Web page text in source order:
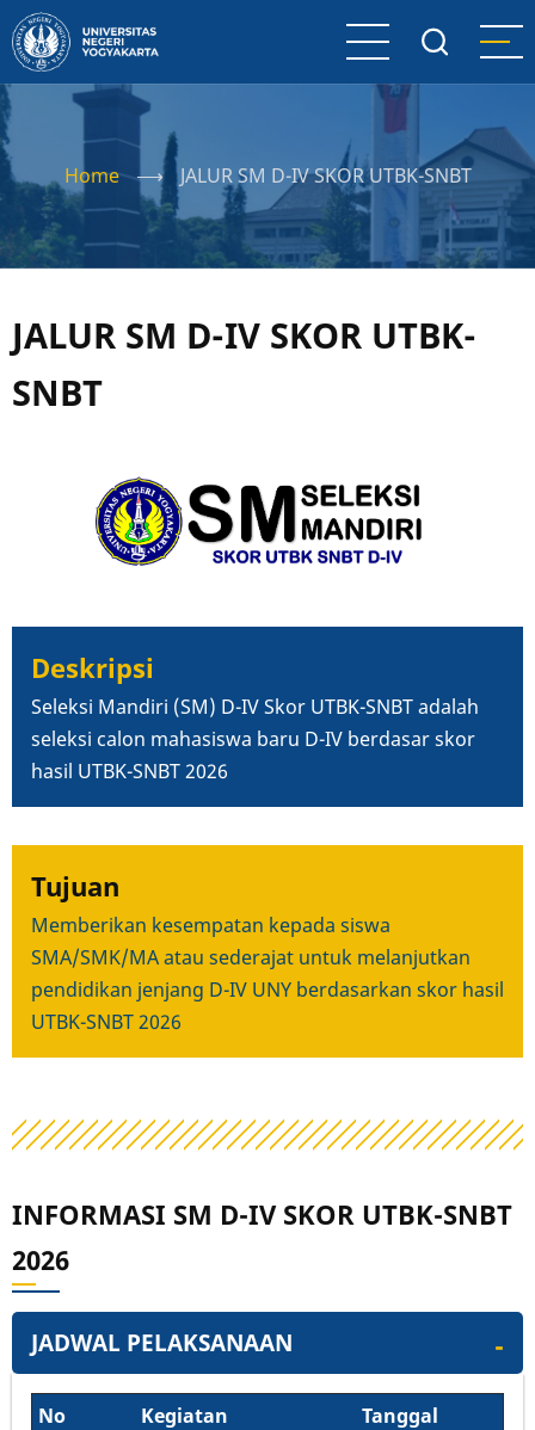
Skip
to
main
content
Home ⟶ JALUR SM D-IV SKOR UTBK-SNBT
JALUR SM D-IV SKOR UTBK-
SNBT
Deskripsi
Seleksi Mandiri (SM) D-IV Skor UTBK-SNBT adalah
seleksi calon mahasiswa baru D-IV berdasar skor
hasil UTBK-SNBT 2026
Tujuan
Memberikan kesempatan kepada siswa
SMA/SMK/MA atau sederajat untuk melanjutkan
pendidikan jenjang D-IV UNY berdasarkan skor hasil
UTBK-SNBT 2026
INFORMASI SM D-IV SKOR UTBK-SNBT
2026
JADWAL PELAKSANAAN
No Kegiatan Tanggal